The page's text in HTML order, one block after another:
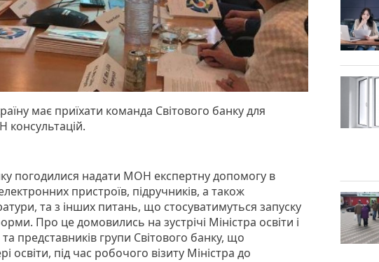
має приїхати команда Світового банку для
погодилися надати МОН експертну допомогу в
пристроїв, підручників, а також
та з інших питань, що стосуватимуться запуску
Про це домовились на зустрічі Міністра освіти і
та представників групи Світового банку, що
освіти, під час робочого візиту Міністра до